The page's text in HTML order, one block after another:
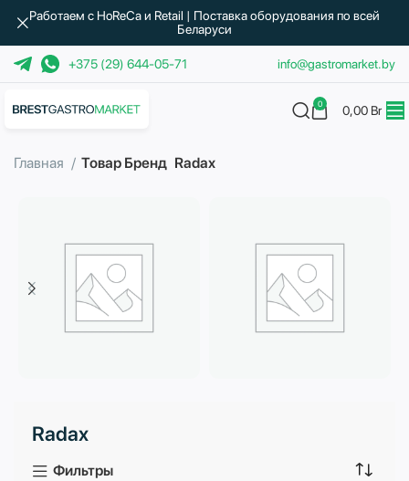
+375 (29) 644-05-71 info@gastromarket.by
0 0,00 Br
Главная Товар Бренд Radax
3 продукта
Radax
Фильтры
Работаем с HoReCa и Retail | Поставка оборудования по всей
Беларуси